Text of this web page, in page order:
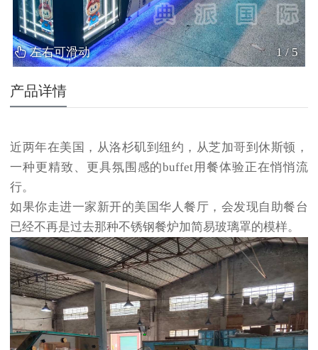
1/5
左右可滑动
产品详情
近两年在美国，从洛杉矶到纽约，从芝加哥到休斯顿，
一种更精致、更具氛围感的buffet用餐体验正在悄悄流
行。
如果你走进一家新开的美国华人餐厅，会发现自助餐台
已经不再是过去那种不锈钢餐炉加简易玻璃罩的模样。